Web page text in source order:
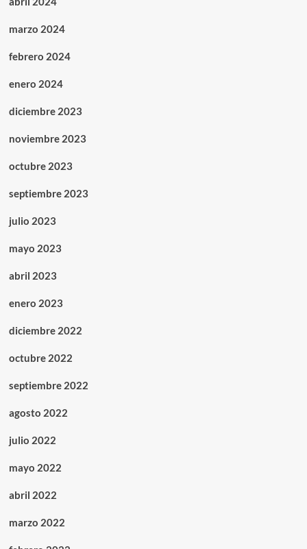
marzo 2024
febrero 2024
enero 2024
diciembre 2023
noviembre 2023
octubre 2023
septiembre 2023
julio 2023
mayo 2023
abril 2023
enero 2023
diciembre 2022
octubre 2022
septiembre 2022
agosto 2022
julio 2022
mayo 2022
abril 2022
marzo 2022